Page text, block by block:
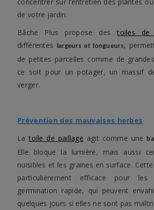
de votre jardin.
Bâche Plus propose destoiles de
différentes
largeurs et longueurs,
de petites parcelles comme de
ce soit pour un potager, un massif
verger.
Prévention des mauvaises herbes
Latoile de paillage agit comme une
Elle bloque la lumière, mais aussi
nuisibles et les graines en surface.
particulièrement efficace pour les
germination rapide, qui peuvent
quelques jours si elles ne sont pas